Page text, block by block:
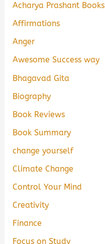
Acharya Prashant Books
Affirmations
Anger
Awesome Success way
Bhagavad Gita
Biography
Book Reviews
Book Summary
change yourself
Climate Change
Control Your Mind
Creativity
Finance
Focus on Study